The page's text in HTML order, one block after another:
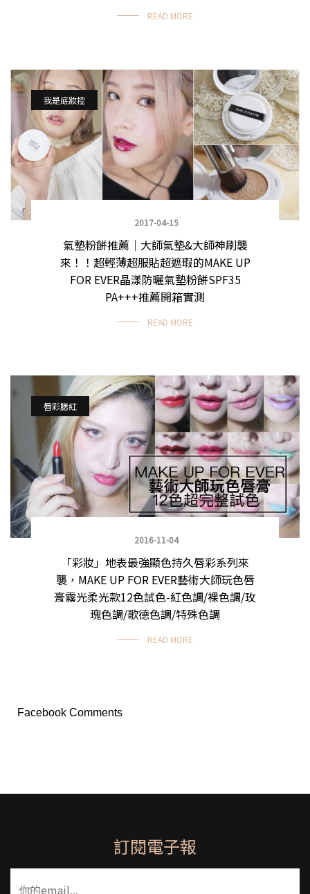
READ MORE
我是底妝控
2017-04-15
氣墊粉餅推薦｜大師氣墊&大師神刷襲
來！！超輕薄超服貼超遮瑕的MAKE UP
FOR EVER晶漾防曬氣墊粉餅SPF35
PA+++推薦開箱實測
READ MORE
唇彩腮紅
2016-11-04
「彩妝」地表最強顯色持久唇彩系列來
襲，MAKE UP FOR EVER藝術大師玩色唇
膏霧光柔光款12色試色-紅色調/裸色調/玫
瑰色調/歌德色調/特殊色調
READ MORE
Facebook Comments
訂閱電子報